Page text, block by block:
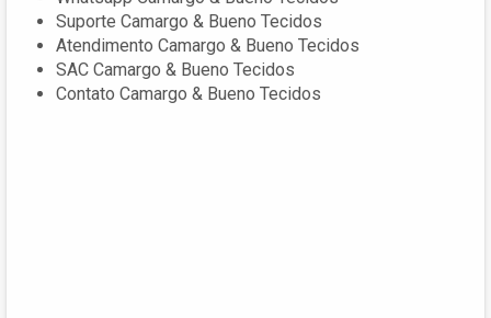
Suporte Camargo & Bueno Tecidos
Atendimento Camargo & Bueno Tecidos
SAC Camargo & Bueno Tecidos
Contato Camargo & Bueno Tecidos